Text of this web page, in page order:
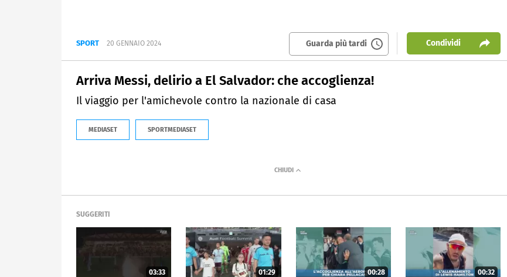
SPORT 20 GENNAIO 2024 Guarda più tardi Condividi
Arriva Messi, delirio a El Salvador: che accoglienza!
Il viaggio per l'amichevole contro la nazionale di casa
MEDIASET SPORTMEDIASET
SUGGERITI
03:33 01:29 00:28 00:32